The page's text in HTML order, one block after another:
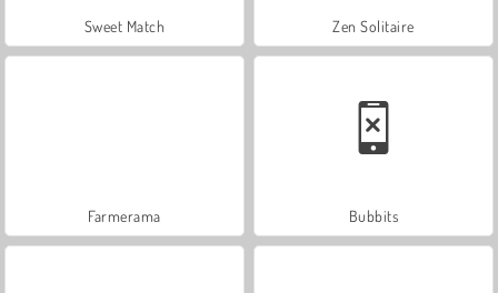
Sweet Match Zen Solitaire
Farmerama Bubbits